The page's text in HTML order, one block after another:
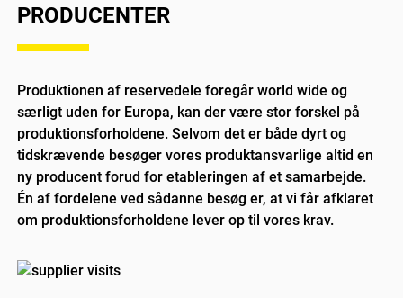
PRODUCENTER
Produktionen af reservedele foregår world wide og
særligt uden for Europa, kan der være stor forskel på
produktionsforholdene. Selvom det er både dyrt og
tidskrævende besøger vores produktansvarlige altid en
ny producent forud for etableringen af et samarbejde.
Én af fordelene ved sådanne besøg er, at vi får afklaret
om produktionsforholdene lever op til vores krav.